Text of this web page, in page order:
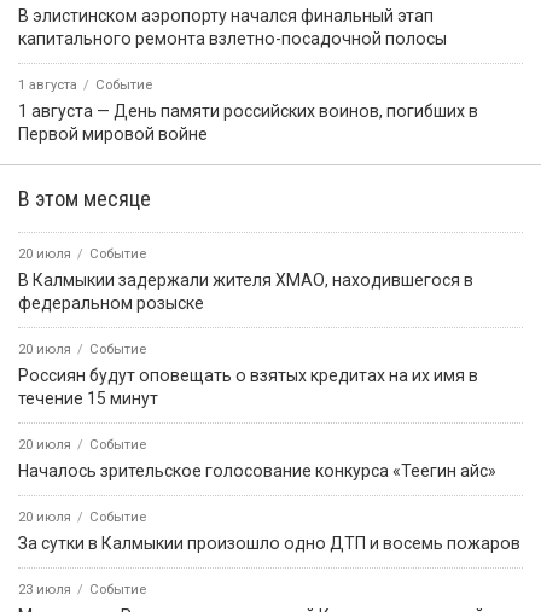
В элистинском аэропорту начался финальный этап
капитального ремонта взлетно-посадочной полосы
1 августа Событие
1 августа — День памяти российских воинов, погибших в
Первой мировой войне
В этом месяце
20 июля Событие
В Калмыкии задержали жителя ХМАО, находившегося в
федеральном розыске
20 июля Событие
Россиян будут оповещать о взятых кредитах на их имя в
течение 15 минут
20 июля Событие
Началось зрительское голосование конкурса «Теегин айс»
20 июля Событие
За сутки в Калмыкии произошло одно ДТП и восемь пожаров
23 июля Событие